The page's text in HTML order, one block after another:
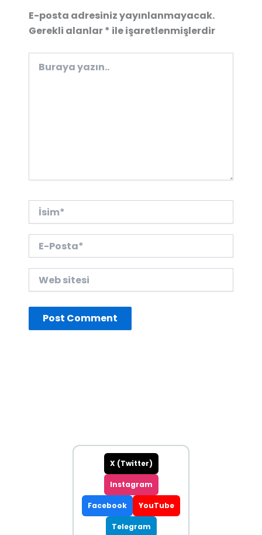
E-posta adresiniz yayınlanmayacak.
Gerekli alanlar* ile işaretlenmişlerdir
yazın..
İsim*
Posta*
sitesi
X (Twitter)
Instagram
Facebook YouTube
Telegram